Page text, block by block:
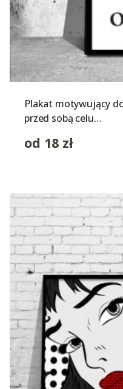
Plakat motywujący
przed sobą celu…
od 18 zł